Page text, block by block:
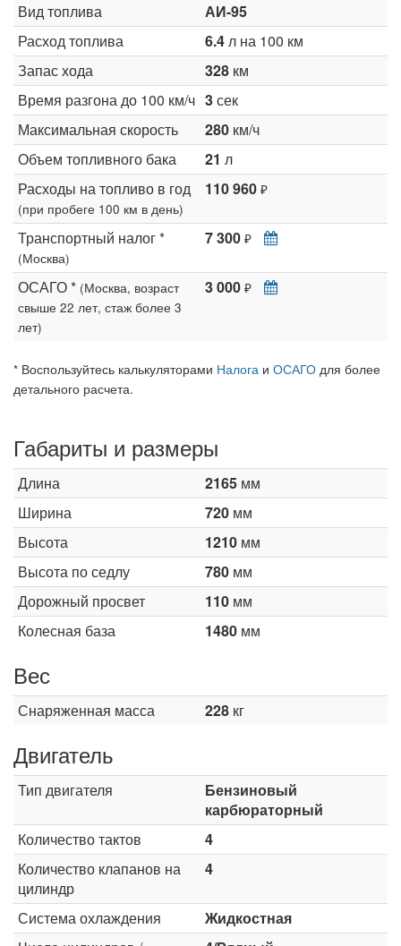
Вид топлива
АИ-95
Расход топлива
6.4л на 100 км
Запас хода
328 км
Время разгона до 100 км/ч 3сек
Максимальная скорость
280 км/ч
Объем топливного бака
21 л
Расходы на топливо в год
(при пробеге 100 км в день)
110 960 ₽
Транспортный налог *
(Москва)
7 300 ₽
ОСАГО * (Москва, возраст
свыше 22 лет, стаж более 3
лет)
3 000 ₽
* Воспользуйтесь калькуляторами Налога и ОСАГО для более
детального расчета.
Габариты и размеры
Длина 2165 мм
Ширина
720 мм
Высота
1210 мм
Высота по седлу
780 мм
Дорожный просвет
110 мм
Колесная база
1480 мм
Вес
Снаряженная масса 228 кг
Двигатель
Тип двигателя
Бензиновый
карбюраторный
Количество тактов
4
Количество клапанов на
цилиндр
4
Система охлаждения
Жидкостная